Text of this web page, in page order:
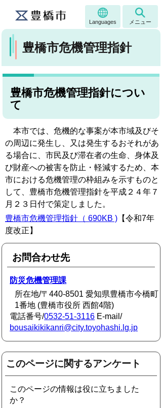
Languages メニュー
豊橋市危機管理指針
豊橋市危機管理指針につい
て
本市では、危機的な事案が本市域及びそ
の周辺に発生し、又は発生するおそれがあ
る場合に、市民及び滞在者の生命、身体及
び財産への被害を防止・軽減するため、本
市における危機管理の枠組みを示すものと
して、豊橋市危機管理指針を平成２４年７
月２３日付で策定しました。
豊橋市危機管理指針（ 690KB ) 【令和7年
度改正】
お問合わせ先
防災危機管理課
所在地/〒440-8501 愛知県豊橋市今橋町
1番地 (豊橋市役所 西館4階)
電話番号/0532-51-3116 E-mail/
bousaikikikanri@city.toyohashi.lg.jp
このページに関するアンケート
このページの情報は役に立ちました
か？